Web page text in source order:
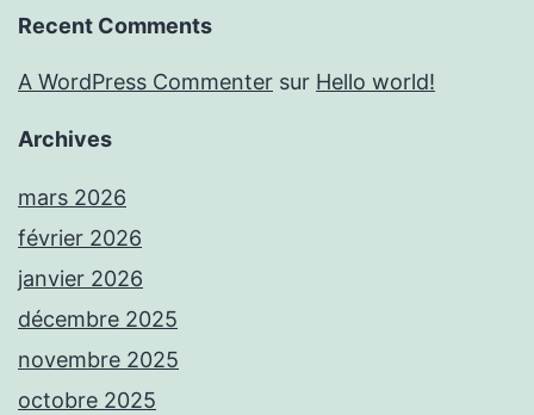
Recent Comments
A WordPress Commenter sur Hello world!
Archives
mars 2026
février 2026
janvier 2026
décembre 2025
novembre 2025
octobre 2025